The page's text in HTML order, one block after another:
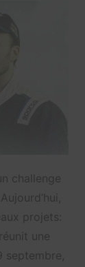
challenge
projets:
une
septembre,